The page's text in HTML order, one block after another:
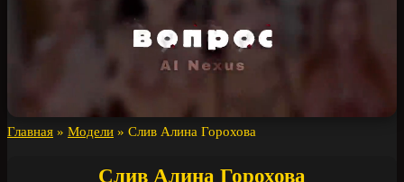
Главная » Модели » Слив Алина Горохова
Слив Алина Горохова